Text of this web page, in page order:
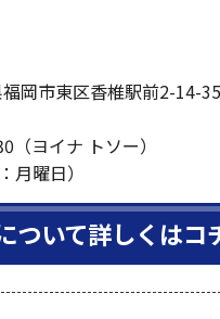
岡市東区香椎駅前2-14-
ヨイナ トソー）
月曜日）
ついて詳しくはコ